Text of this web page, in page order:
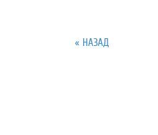
« НАЗАД